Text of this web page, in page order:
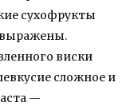
сухофрукты
выражены.
виски
сложное и
—